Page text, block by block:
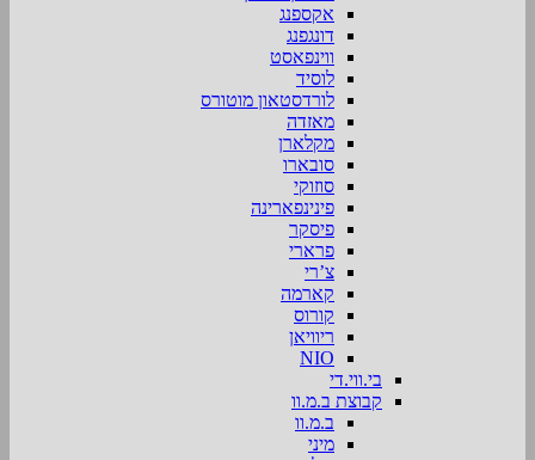
אקספנג
דונגפנג
ווינפאסט
לוסיד
לורדסטאון מוטורס
מאזדה
מקלארן
סובארו
סוזוקי
פינינפארינה
פיסקר
פרארי
צ’רי
קארמה
קורוס
ריוויאן
NIO
בי.ווי.די
קבוצת ב.מ.וו
ב.מ.וו
מיני